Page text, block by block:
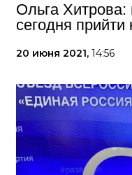
Ольга Хитрова:
сегодня
20 июня 2021, 14:56